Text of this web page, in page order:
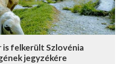
is felkerült Szlovénia
jegyzékére